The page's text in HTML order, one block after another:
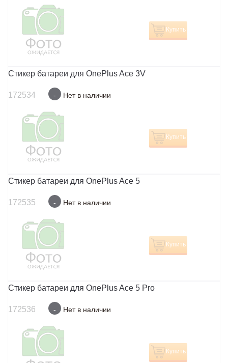
Купить
Стикер батареи для OnePlus Ace 3V
172534 - Нет в наличии
Купить
Стикер батареи для OnePlus Ace 5
172535 - Нет в наличии
Купить
Стикер батареи для OnePlus Ace 5 Pro
172536 - Нет в наличии
Купить